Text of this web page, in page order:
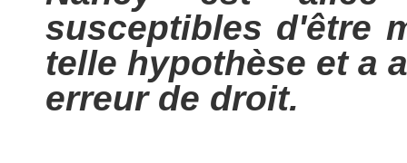
susceptibles d'être
telle hypothèse et a
erreur de droit.